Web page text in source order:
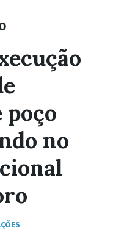
poço
no